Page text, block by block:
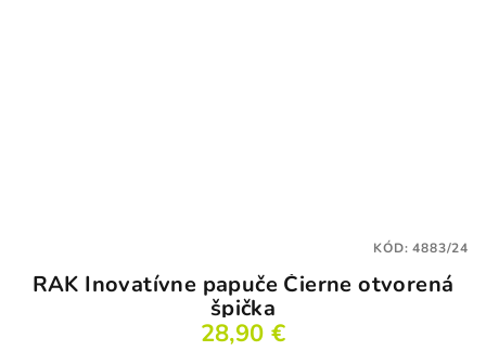
RAK Inovatívne papuče Čierne otvorená
špička
28,90 €
KÓD:4883/24